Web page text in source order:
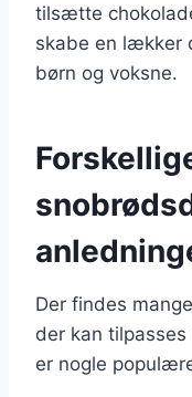
tilsætte
skabe en lækker
børn og voksne.
Der findes
der kan
er nogle